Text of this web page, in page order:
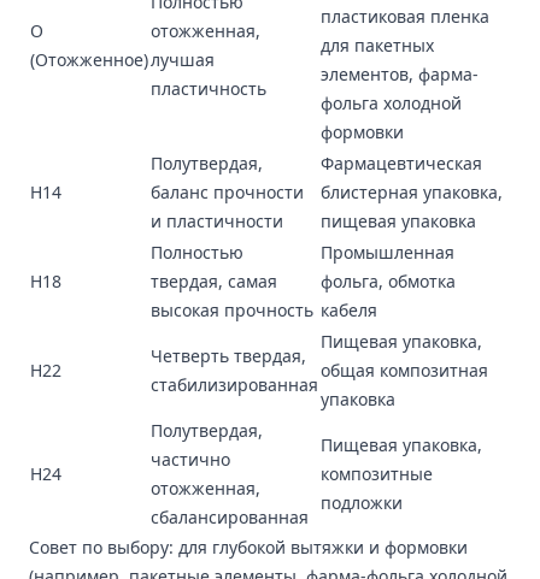
O
(Отожженное)
отожженная,
лучшая
пластичность
пластиковая пленка
для пакетных
элементов, фарма-
фольга холодной
формовки
H14
Полутвердая,
баланс прочности
и пластичности
Фармацевтическая
блистерная упаковка,
пищевая упаковка
H18
Полностью
твердая, самая
высокая прочность
Промышленная
фольга, обмотка
кабеля
H22
Четверть твердая,
стабилизированная
Пищевая упаковка,
общая композитная
упаковка
H24
Полутвердая,
частично
отожженная,
сбалансированная
Пищевая упаковка,
композитные
подложки
Совет по выбору: для глубокой вытяжки и формовки